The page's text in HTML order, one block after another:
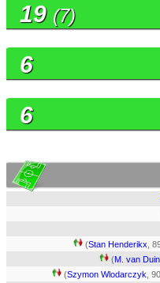
19 (7)
6
6
(Stan Henderikx ,
(M. van
(Szymon Wlodarczyk ,